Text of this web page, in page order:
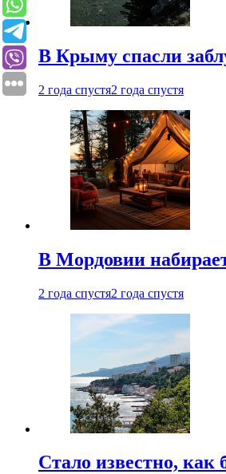
В Крыму спасли
2 года спустя2 года спустя
В Мордовии
2 года спустя2 года спустя
Стало известно,